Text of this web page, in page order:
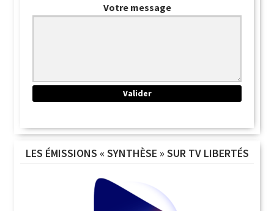
Votre message
LES ÉMISSIONS « SYNTHÈSE » SUR TV LIBERTÉS